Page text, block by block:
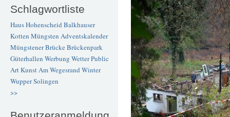
Schlagwortliste
Haus Hohenscheid Balkhauser
Kotten Müngsten Adventskalender
Müngstener BrückeBrückenpark
Güterhallen Werbung WetterPublic
ArtKunstAm Wegesrand Winter
WupperSolingen
>>